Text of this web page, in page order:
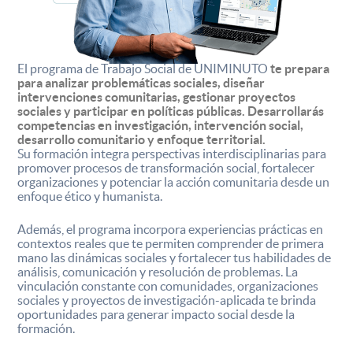
El programa de Trabajo Social de UNIMINUTOte prepara
para analizar problemáticas sociales, diseñar
intervenciones comunitarias, gestionar proyectos
sociales y participar en políticas públicas. Desarrollarás
competencias en investigación, intervención social,
desarrollo comunitario y enfoque territorial.
Su formación integra perspectivas interdisciplinarias para
promover procesos de transformación social, fortalecer
organizaciones y potenciar la acción comunitaria desde un
enfoque ético y humanista.
Además, el programa incorpora experiencias prácticas en
contextos reales que te permiten comprender de primera
mano las dinámicas sociales y fortalecer tus habilidades de
análisis, comunicación y resolución de problemas. La
vinculación constante con comunidades, organizaciones
sociales y proyectos de investigación-aplicada te brinda
oportunidades para generar impacto social desde la
formación.